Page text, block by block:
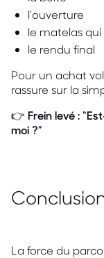
l’ouverture
le matelas qui
le rendu final
Pour un achat
rassure sur la
👉 Frein levé :
moi ?”
La force du